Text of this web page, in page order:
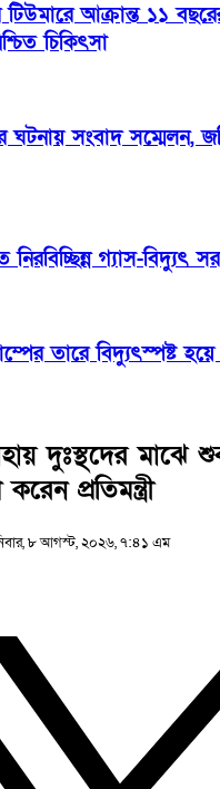
টিউমারে আক্রান্ত ১১
চিকিৎসা
ঘটনায় সংবাদ সম্মেলন,
নিরবিচ্ছিন্ন গ্যাস-বিদ্যুৎ
তারে বিদ্যুৎস্পষ্ট
দুঃস্থদের মাঝে
প্রতিমন্ত্রী
৮ আগস্ট, ২০২৬, ৭:৪১ এম